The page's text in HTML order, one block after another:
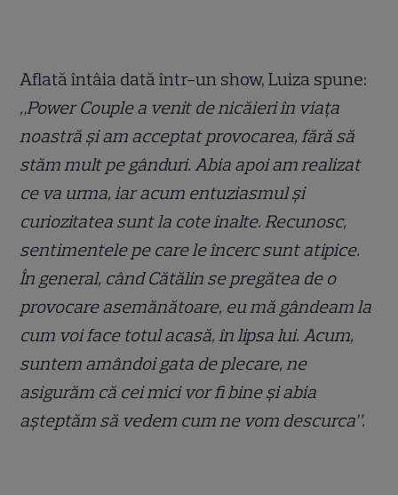
Aflată întâia dată într-un show, Luiza spune:
„Power Couple a venit de nicăieri în viața
noastră și am acceptat provocarea, fără să
stăm mult pe gânduri. Abia apoi am realizat
ce va urma, iar acum entuziasmul și
curiozitatea sunt la cote înalte. Recunosc,
sentimentele pe care le încerc sunt atipice.
În general, când Cătălin se pregătea de o
provocare asemănătoare, eu mă gândeam la
cum voi face totul acasă, în lipsa lui. Acum,
suntem amândoi gata de plecare, ne
asigurăm că cei mici vor fi bine și abia
așteptăm să vedem cum ne vom descurca”.